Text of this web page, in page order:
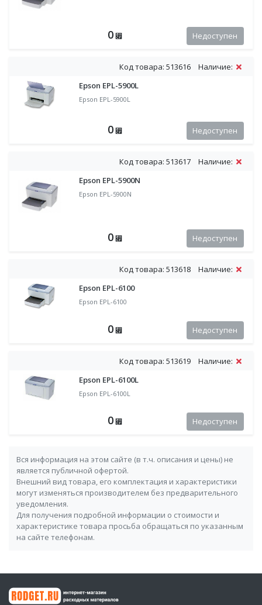
0 ⃏ Недоступен
Код товара: 513616
Наличие:
Epson EPL-5900L
Epson EPL-5900L
0 ⃏ Недоступен
Код товара: 513617
Наличие:
Epson EPL-5900N
Epson EPL-5900N
0 ⃏ Недоступен
Код товара: 513618
Наличие:
Epson EPL-6100
Epson EPL-6100
0 ⃏ Недоступен
Код товара: 513619
Наличие:
Epson EPL-6100L
Epson EPL-6100L
0 ⃏ Недоступен
Вся информация на этом сайте (в т.ч. описания и цены) не
является публичной офертой.
Внешний вид товара, его комплектация и характеристики
могут изменяться производителем без предварительного
уведомления.
Для получения подробной информации о стоимости и
характеристике товара просьба обращаться по указанным
на сайте телефонам.